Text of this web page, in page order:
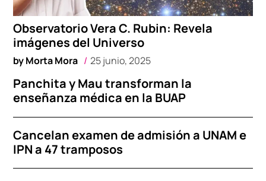
Observatorio Vera C. Rubin: Revela
imágenes del Universo
byMorta Mora 25 junio, 2025
Panchita y Mau transforman la
enseñanza médica en la BUAP
Cancelan examen de admisión a UNAM e
IPN a 47 tramposos